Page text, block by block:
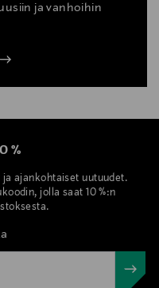
ja vanhoihin
%
ajankohtaiset uutuudet.
jolla saat 10 %:n